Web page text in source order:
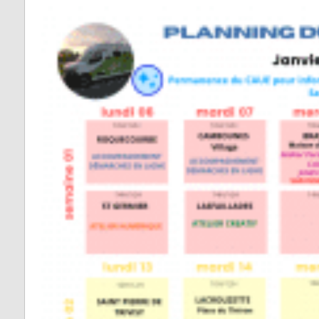
Lacrouzette
Lacaze
Le Bez
Le Masnau-
Montfa
Roquecourbe
Saint-Germier
Saint-Jean de
Saint-Pierre de
Saint-Salvy de la
Appels d’offres
Plans
Zones
pour